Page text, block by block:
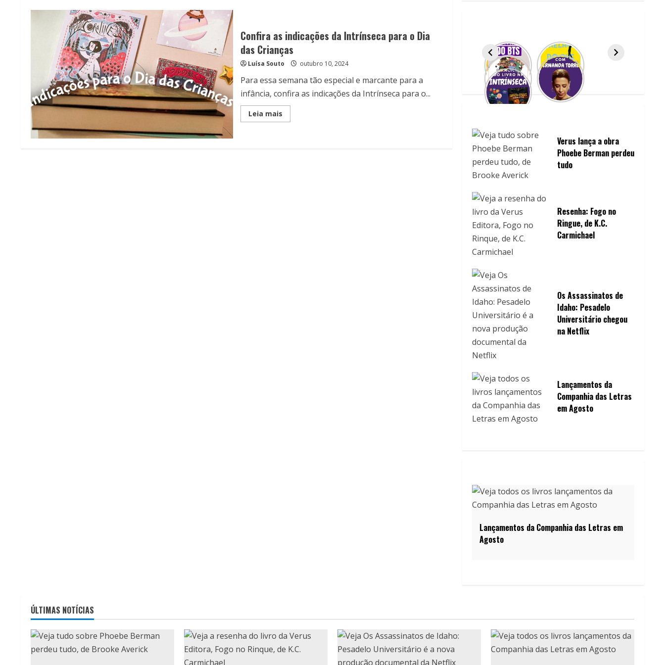
Confira as indicações da Intrínseca para o Dia
das Crianças
Luísa Souto outubro 10, 2024
Para essa semana tão especial e marcante para a
infância, confira as indicações da Intrínseca para o...
Leia maisRead
more
Verus lança a obra
Phoebe Berman perdeu
tudo
Resenha: Fogo no
Ringue, de K.C.
Carmichael
Os Assassinatos de
Idaho: Pesadelo
Universitário chegou
na Netflix
Lançamentos da
Companhia das Letras
em Agosto
Lançamentos da Companhia das Letras em
Agosto
ÚLTIMAS NOTÍCIAS